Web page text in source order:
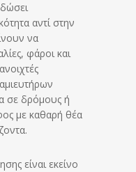
αντί στην
να
φάροι και
σε δρόμους ή
με καθαρή θέα
είναι εκείνο